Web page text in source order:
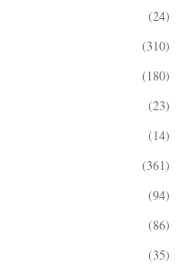
(24)
(310)
(180)
(23)
(14)
(361)
(94)
(86)
(35)